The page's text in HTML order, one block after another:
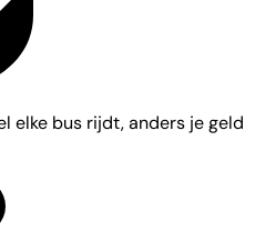
elke bus rijdt, anders je geld